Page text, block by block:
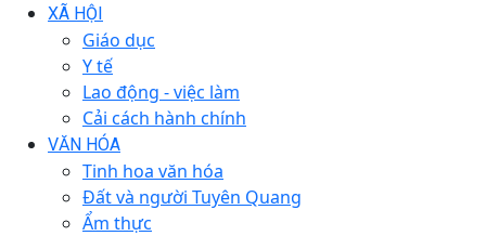
XÃ HỘI
Giáo dục
Y tế
Lao động - việc làm
Cải cách hành chính
VĂN HÓA
Tinh hoa văn hóa
Đất và người Tuyên Quang
Ẩm thực